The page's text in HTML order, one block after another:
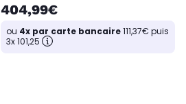
404,99€
ou 4x par carte bancaire111,37€ puis
3x 101,25